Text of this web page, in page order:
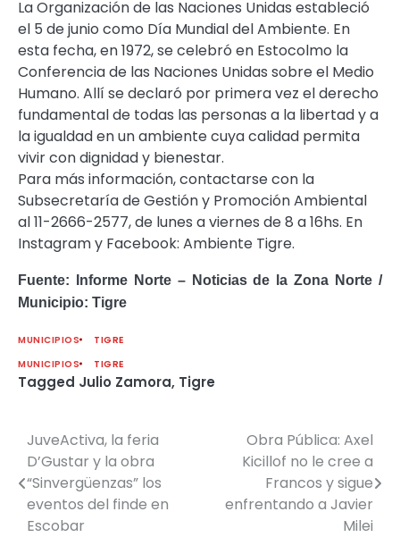
La Organización de las Naciones Unidas estableció
el 5 de junio como Día Mundial del Ambiente. En
esta fecha, en 1972, se celebró en Estocolmo la
Conferencia de las Naciones Unidas sobre el Medio
Humano. Allí se declaró por primera vez el derecho
fundamental de todas las personas a la libertad y a
la igualdad en un ambiente cuya calidad permita
vivir con dignidad y bienestar.
Para más información, contactarse con la
Subsecretaría de Gestión y Promoción Ambiental
al 11-2666-2577, de lunes a viernes de 8 a 16hs. En
Instagram y Facebook: Ambiente Tigre.
Fuente: Informe Norte – Noticias de la Zona Norte /
Municipio: Tigre
MUNICIPIOS
TIGRE
MUNICIPIOS
TIGRE
Tagged Julio Zamora, Tigre
Navegación
de
entradas
JuveActiva, la feria
D’Gustar y la obra
“Sinvergüenzas” los
eventos del finde en
Escobar
Obra Pública: Axel
Kicillof no le cree a
Francos y sigue
enfrentando a Javier
Milei